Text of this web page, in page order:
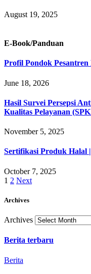
August 19, 2025
E-Book/Panduan
Profil Pondok Pesantren
June 18, 2026
Hasil Survei Persepsi
Kualitas Pelayanan
November 5, 2025
Sertifikasi Produk Halal
October 7, 2025
1 2 Next
Archives
Archives
Berita terbaru
Berita